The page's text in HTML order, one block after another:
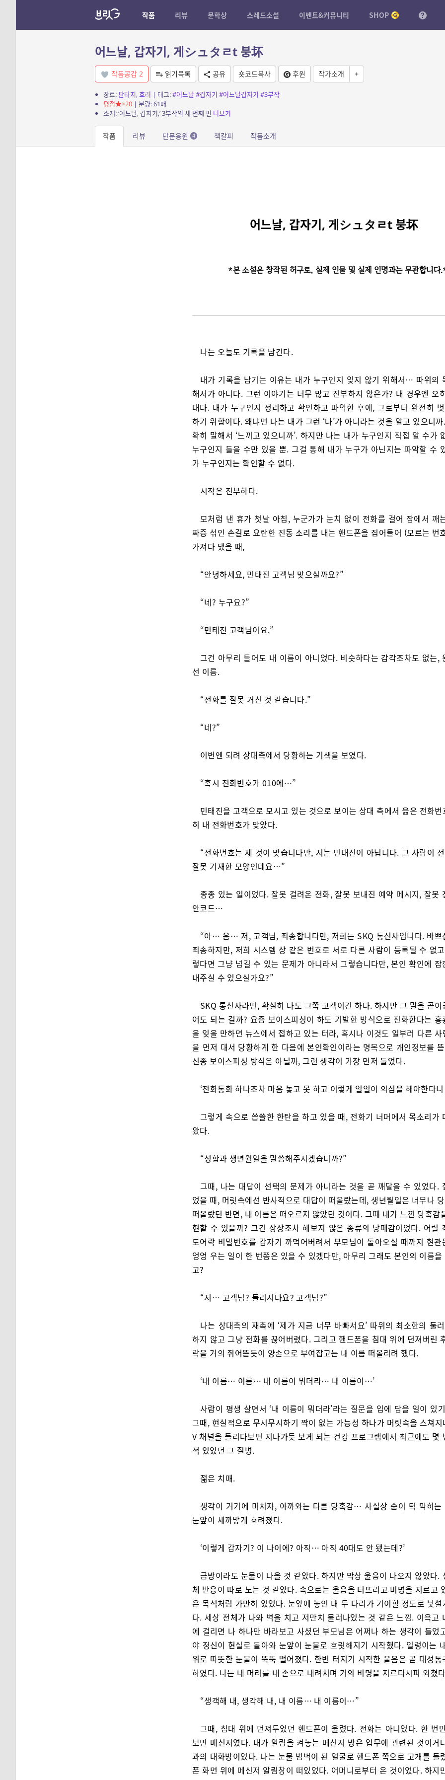
작품 리뷰 문학상 스레드소설 이벤트&커뮤니티 SHOP
어느날, 갑자기, 게シュタㄹt 붕坏
작품공감 2 읽기목록 공유 숏코드복사 후원 작가소개 +
장르:판타지, 호러 | 태그:#어느날#갑자기 #어느날갑자기 #3부작
평점
×20| 분량: 61매
소개: ‘어느날, 갑자기,’ 3부작의 세 번째 편 더보기
작품 리뷰 단문응원 4 책갈피 작품소개
어느날, 갑자기, 게シュタㄹt 붕坏
*본 소설은 창작된 허구로, 실제 인물 및 실제 인명과는 무관합니다
나는 오늘도 기록을 남긴다.
내가 기록을 남기는 이유는 내가 누구인지 잊지 않기 위해서… 따위의
해서가 아니다. 그런 이야기는 너무 많고 진부하지 않은가? 내 경우엔 오
대다. 내가 누구인지 정리하고 확인하고 파악한 후에, 그로부터 완전히
하기 위함이다. 왜냐면 나는 내가 그런 ‘나’가 아니라는 것을 알고 있으니
확히 말해서 ‘느끼고 있으니까’. 하지만 나는 내가 누구인지 직접 알 수가
누구인지 들을 수만 있을 뿐. 그걸 통해 내가 누구가 아닌지는 파악할 수
가 누구인지는 확인할 수 없다.
시작은 진부하다.
모처럼 낸 휴가 첫날 아침, 누군가가 눈치 없이 전화를 걸어 잠에서 깨
짜증 섞인 손길로 요란한 진동 소리를 내는 핸드폰을 집어들어 (모르는 번
가져다 댔을 때,
“안녕하세요, 민태진 고객님 맞으실까요?”
“네? 누구요?”
“민태진 고객님이요.”
그건 아무리 들어도 내 이름이 아니었다. 비슷하다는 감각조차도 없는,
선 이름.
“전화를 잘못 거신 것 같습니다.”
“네?”
이번엔 되려 상대측에서 당황하는 기색을 보였다.
“혹시 전화번호가 010에…”
민태진을 고객으로 모시고 있는 것으로 보이는 상대 측에서 읊은 전화번
히 내 전화번호가 맞았다.
“전화번호는 제 것이 맞습니다만, 저는 민태진이 아닙니다. 그 사람이
잘못 기재한 모양인데요…”
종종 있는 일이었다. 잘못 걸려온 전화, 잘못 보내진 예약 메시지, 잘못
안코드…
“아… 음… 저, 고객님, 죄송합니다만, 저희는 SKQ 통신사입니다. 바쁘
죄송하지만, 저희 시스템 상 같은 번호로 서로 다른 사람이 등록될 수 없
렇다면 그냥 넘길 수 있는 문제가 아니라서 그렇습니다만, 본인 확인에 잠
내주실 수 있으실가요?”
SKQ 통신사라면, 확실히 나도 그쪽 고객이긴 하다. 하지만 그 말을 곧이
어도 되는 걸까? 요즘 보이스피싱이 하도 기발한 방식으로 진화한다는 흉
을 잊을 만하면 뉴스에서 접하고 있는 터라, 혹시나 이것도 일부러 다른 사
을 먼저 대서 당황하게 한 다음에 본인확인이라는 명목으로 개인정보를
신종 보이스피싱 방식은 아닐까, 그런 생각이 가장 먼저 들었다.
‘전화통화 하나조차 마음 놓고 못 하고 이렇게 일일이 의심을 해야한다
그렇게 속으로 씁쓸한 한탄을 하고 있을 때, 전화기 너머에서 목소리가
왔다.
“성함과 생년월일을 말씀해주시겠습니까?”
그때, 나는 대답이 선택의 문제가 아니라는 것을 곧 깨달을 수 있었다.
었을 때, 머릿속에선 반사적으로 대답이 떠올랐는데, 생년월일은 너무나
떠올랐던 반면, 내 이름은 떠오르지 않았던 것이다. 그때 내가 느낀 당혹감
현할 수 있을까? 그건 상상조차 해보지 않은 종류의 낭패감이었다. 어릴
도어락 비밀번호를 갑자기 까먹어버려서 부모님이 돌아오실 때까지 현관
엉엉 우는 일이 한 번쯤은 있을 수 있겠다만, 아무리 그래도 본인의 이름을
고?
“저… 고객님? 들리시나요? 고객님?”
나는 상대측의 재촉에 ‘제가 지금 너무 바빠서요’ 따위의 최소한의 둘
하지 않고 그냥 전화를 끊어버렸다. 그리고 핸드폰을 침대 위에 던져버린
락을 거의 쥐어뜯듯이 양손으로 부여잡고는 내 이름 떠올리려 했다.
‘내 이름… 이름… 내 이름이 뭐더라… 내 이름이…’
사람이 평생 살면서 ‘내 이름이 뭐더라’라는 질문을 입에 담을 일이 있
그때, 현실적으로 무시무시하기 짝이 없는 가능성 하나가 머릿속을 스쳐
V 채널을 돌리다보면 지나가듯 보게 되는 건강 프로그램에서 최근에도 몇
적 있었던 그 질병.
젊은 치매.
생각이 거기에 미치자, 아까와는 다른 당혹감… 사실상 숨이 턱 막히는
눈앞이 새까맣게 흐려졌다.
‘이렇게 갑자기? 이 나이에? 아직… 아직 40대도 안 됐는데?’
금방이라도 눈물이 나올 것 같았다. 하지만 막상 울음이 나오지 않았다.
체 반응이 따로 노는 것 같았다. 속으로는 울음을 터뜨리고 비명을 지르고
은 목석처럼 가만히 있었다. 눈앞에 놓인 내 두 다리가 기이할 정도로 낯설
다. 세상 전체가 나와 벽을 치고 저만치 물러나있는 것 같은 느낌. 이윽고
에 걸리면 나 하나만 바라보고 사셨던 부모님은 어쩌나 하는 생각이 들었
야 정신이 현실로 돌아와 눈앞이 눈물로 흐릿해지기 시작했다. 일렁이는
위로 따뜻한 눈물이 뚝뚝 떨어졌다. 한번 터지기 시작한 울음은 곧 대성통
하였다. 나는 내 머리를 내 손으로 내려치며 거의 비명을 지르다시피 외쳤
“생객해 내, 생각해 내, 내 이름… 내 이름이…”
그때, 침대 위에 던져두었던 핸드폰이 울렸다. 전화는 아니었다. 한 번
보면 메신저였다. 내가 알림을 켜놓는 메신저 방은 업무에 관련된 것이거
과의 대화방이었다. 나는 눈물 범벅이 된 얼굴로 핸드폰 쪽으로 고개를 돌
폰 화면 위에 메신저 알림창이 떠있었다. 어머니로부터 온 것이었다. 하지